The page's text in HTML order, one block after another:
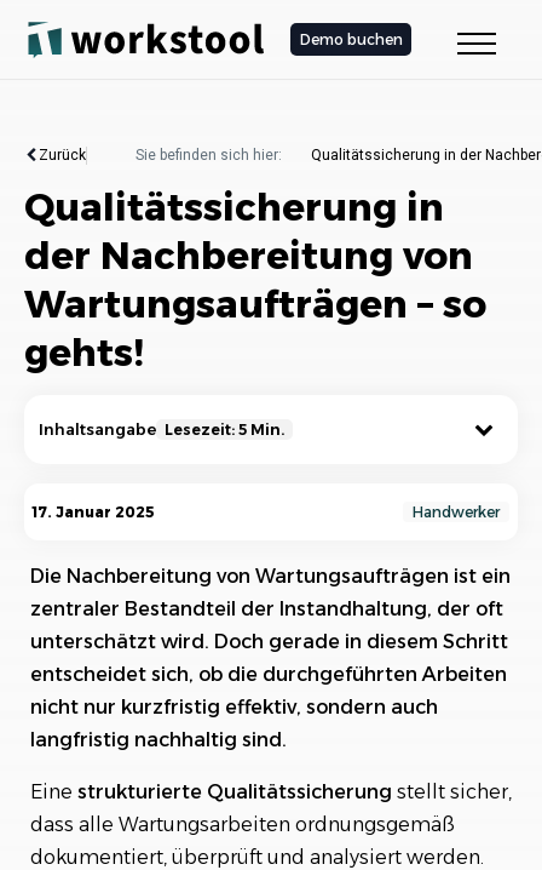
Demo buchen
Zurück Sie befinden sich hier: Qualitätssicherung in der
Qualitätssicherung in
der Nachbereitung von
Wartungsaufträgen – so
gehts!
Inhaltsangabe Lesezeit: 5 Min.
Warum ist die Nachbereitung von
Wartungsaufträgen so wichtig?
Schritte der Qualitätssicherung in der
Nachbereitung
Herausforderungen und Lösungen
Fazit
17. Januar 2025 Handwerker
Die Nachbereitung von Wartungsaufträgen ist ein
zentraler Bestandteil der Instandhaltung, der oft
unterschätzt wird. Doch gerade in diesem Schritt
entscheidet sich, ob die durchgeführten Arbeiten
nicht nur kurzfristig effektiv, sondern auch
langfristig nachhaltig sind.
Eine strukturierte Qualitätssicherung stellt sicher,
dass alle Wartungsarbeiten ordnungsgemäß
dokumentiert, überprüft und analysiert werden.